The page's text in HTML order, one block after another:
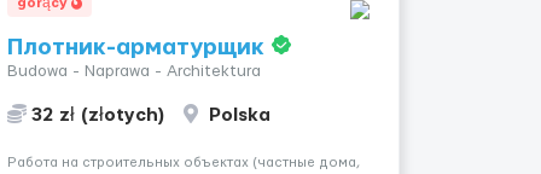
gorący
Плотник-арматурщик
Budowa - Naprawa - Architektura
32 zł (złotych) Polska
Работа на строительных объектах (частные дома,